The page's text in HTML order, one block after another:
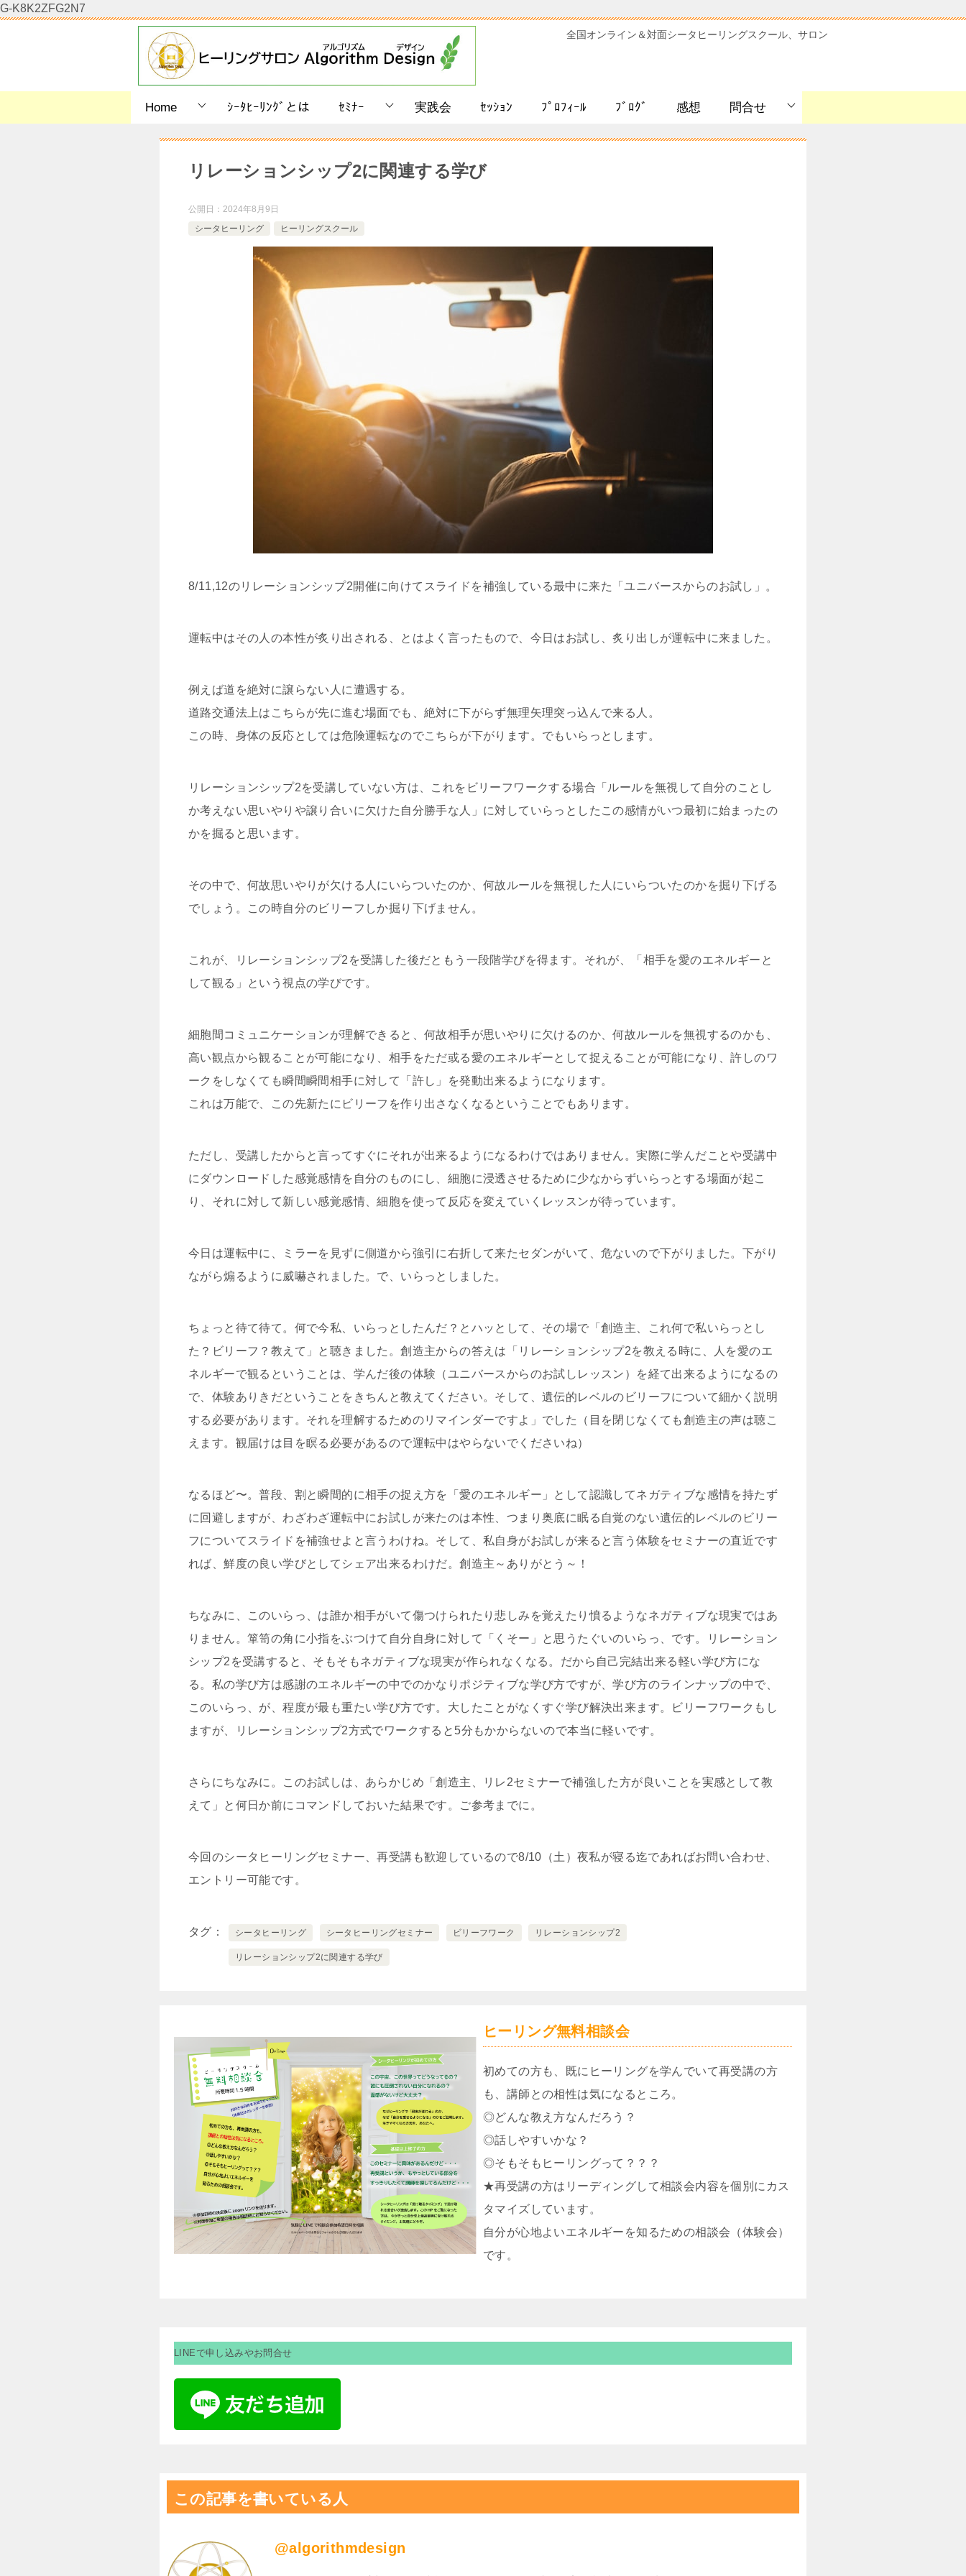
G-K8K2ZFG2N7
全国オンライン＆対面シータヒーリングスクール、サロン
Home ｼｰﾀﾋｰﾘﾝｸﾞとは ｾﾐﾅｰ 実践会 ｾｯｼｮﾝ ﾌﾟﾛﾌｨｰﾙ ﾌﾞﾛｸﾞ 感想 問合せ
リレーションシップ2に関連する学び
公開日： 2024年8月9日
シータヒーリング
ヒーリングスクール
8/11,12のリレーションシップ2開催に向けてスライドを補強している最中に来た「ユニバースからのお試し」。
運転中はその人の本性が炙り出される、とはよく言ったもので、今日はお試し、炙り出しが運転中に来ました。
例えば道を絶対に譲らない人に遭遇する。
道路交通法上はこちらが先に進む場面でも、絶対に下がらず無理矢理突っ込んで来る人。
この時、身体の反応としては危険運転なのでこちらが下がります。でもいらっとします。
リレーションシップ2を受講していない方は、これをビリーフワークする場合「ルールを無視して自分のことし
か考えない思いやりや譲り合いに欠けた自分勝手な人」に対していらっとしたこの感情がいつ最初に始まったの
かを掘ると思います。
その中で、何故思いやりが欠ける人にいらついたのか、何故ルールを無視した人にいらついたのかを掘り下げる
でしょう。この時自分のビリーフしか掘り下げません。
これが、リレーションシップ2を受講した後だともう一段階学びを得ます。それが、「相手を愛のエネルギーと
して観る」という視点の学びです。
細胞間コミュニケーションが理解できると、何故相手が思いやりに欠けるのか、何故ルールを無視するのかも、
高い観点から観ることが可能になり、相手をただ或る愛のエネルギーとして捉えることが可能になり、許しのワ
ークをしなくても瞬間瞬間相手に対して「許し」を発動出来るようになります。
これは万能で、この先新たにビリーフを作り出さなくなるということでもあります。
ただし、受講したからと言ってすぐにそれが出来るようになるわけではありません。実際に学んだことや受講中
にダウンロードした感覚感情を自分のものにし、細胞に浸透させるために少なからずいらっとする場面が起こ
り、それに対して新しい感覚感情、細胞を使って反応を変えていくレッスンが待っています。
今日は運転中に、ミラーを見ずに側道から強引に右折して来たセダンがいて、危ないので下がりました。下がり
ながら煽るように威嚇されました。で、いらっとしました。
ちょっと待て待て。何で今私、いらっとしたんだ？とハッとして、その場で「創造主、これ何で私いらっとし
た？ビリーフ？教えて」と聴きました。創造主からの答えは「リレーションシップ2を教える時に、人を愛のエ
ネルギーで観るということは、学んだ後の体験（ユニバースからのお試しレッスン）を経て出来るようになるの
で、体験ありきだということをきちんと教えてください。そして、遺伝的レベルのビリーフについて細かく説明
する必要があります。それを理解するためのリマインダーですよ」でした（目を閉じなくても創造主の声は聴こ
えます。観届けは目を瞑る必要があるので運転中はやらないでくださいね）
なるほど〜。普段、割と瞬間的に相手の捉え方を「愛のエネルギー」として認識してネガティブな感情を持たず
に回避しますが、わざわざ運転中にお試しが来たのは本性、つまり奥底に眠る自覚のない遺伝的レベルのビリー
フについてスライドを補強せよと言うわけね。そして、私自身がお試しが来ると言う体験をセミナーの直近です
れば、鮮度の良い学びとしてシェア出来るわけだ。創造主～ありがとう～！
ちなみに、このいらっ、は誰か相手がいて傷つけられたり悲しみを覚えたり憤るようなネガティブな現実ではあ
りません。箪笥の角に小指をぶつけて自分自身に対して「くそー」と思うたぐいのいらっ、です。リレーション
シップ2を受講すると、そもそもネガティブな現実が作られなくなる。だから自己完結出来る軽い学び方にな
る。私の学び方は感謝のエネルギーの中でのかなりポジティブな学び方ですが、学び方のラインナップの中で、
このいらっ、が、程度が最も重たい学び方です。大したことがなくすぐ学び解決出来ます。ビリーフワークもし
ますが、リレーションシップ2方式でワークすると5分もかからないので本当に軽いです。
さらにちなみに。このお試しは、あらかじめ「創造主、リレ2セミナーで補強した方が良いことを実感として教
えて」と何日か前にコマンドしておいた結果です。ご参考までに。
今回のシータヒーリングセミナー、再受講も歓迎しているので8/10（土）夜私が寝る迄であればお問い合わせ、
エントリー可能です。
タグ シータヒーリング シータヒーリングセミナー ビリーフワーク リレーションシップ2
リレーションシップ2に関連する学び
ヒーリング無料相談会
初めての方も、既にヒーリングを学んでいて再受講の方
も、講師との相性は気になるところ。
◎どんな教え方なんだろう？
◎話しやすいかな？
◎そもそもヒーリングって？？？
★再受講の方はリーディングして相談会内容を個別にカス
タマイズしています。
自分が心地よいエネルギーを知るための相談会（体験会）
です。
LINEで申し込みやお問合せ
この記事を書いている人
@algorithmdesign